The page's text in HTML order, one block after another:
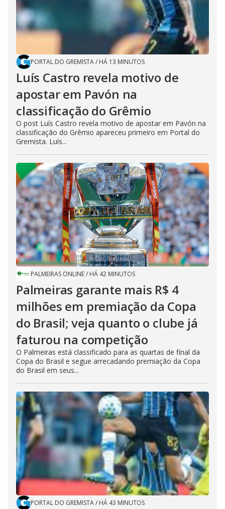
PORTAL DO GREMISTA/ HÁ 13 MINUTOS
Luís Castro revela motivo de
apostar em Pavón na
classificação do Grêmio
O post Luís Castro revela motivo de apostar em Pavón na
classificação do Grêmio apareceu primeiro em Portal do
Gremista. Luís...
PALMEIRAS ONLINE/ HÁ 42 MINUTOS
Palmeiras garante mais R$ 4
milhões em premiação da Copa
do Brasil; veja quanto o clube já
faturou na competição
O Palmeiras está classificado para as quartas de final da
Copa do Brasil e segue arrecadando premiação da Copa
do Brasil em seus...
PORTAL DO GREMISTA/ HÁ 43 MINUTOS